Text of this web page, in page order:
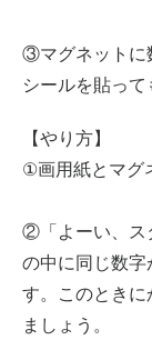
③マグネットに
シールを貼って
【やり方】
①画用紙とマグ
②「よーい、ス
の中に同じ数字
す。このときに
ましょう。